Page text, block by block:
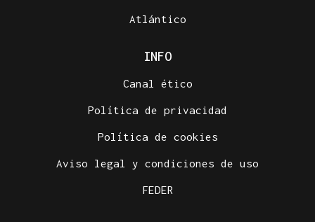
Atlántico
INFO
Canal ético
Política de privacidad
Política de cookies
Aviso legal y condiciones de uso
FEDER